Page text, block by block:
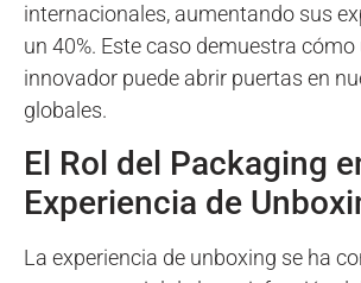
internacionales, aumentando sus
un 40%. Este caso demuestra
innovador puede abrir puertas en
globales.
El Rol del Packaging
Experiencia de
La experiencia de unboxing se ha